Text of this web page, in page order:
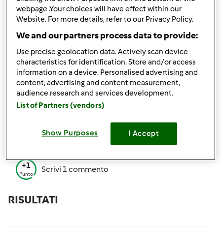
raccogliere punti. Questi punti si sommeranno alla tuo
punteggio attuale nella Community. Controlla la scala di
ti servono per passare al grado successivo.
+50
Punti
Vincitore di un contest
+10
Punti
Creare 1 ricetta (tutti i campi= 10 p. Solo i
campi obbligatori=5 p.)
+1
Punto
Scrivi 1 commento
RISULTATI
webpage .Your choices will have effect within our
Website. For more details, refer to our Privacy Policy.
We and our partners process data to provide:
Use precise geolocation data. Actively scan device
characteristics for identification. Store and/or access
information on a device. Personalised advertising and
content, advertising and content measurement,
audience research and services development.
List of Partners (vendors)
Show Purposes I Accept